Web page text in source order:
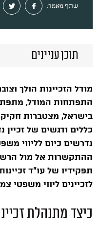
שתף מאמר:
מודל הזכיינות הולך
התפתחות המודל,
בישראל, מצטברות
כללים ודגשים של זכיין
נדרשים כיום לליווי
ההתקשרות אל מול
תפקידיו של עו"ד
לזכיינים ליווי משפטי
כיצד מתנהלת
תוכן עניינים